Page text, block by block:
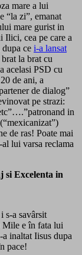
mare a lui
“la zi”, emanat
mare gurist in
Ilici, cea pe care a
ce i-a lansat
la brat cu
acelasi PSD cu
de ani, a
de dialog”
pe strazi:
in
de ras! Poate mai
lui varsa reclama
si Excelenta in
s-a savârsit
Mile e în fata lui
inaltat Iisus dupa
pace!